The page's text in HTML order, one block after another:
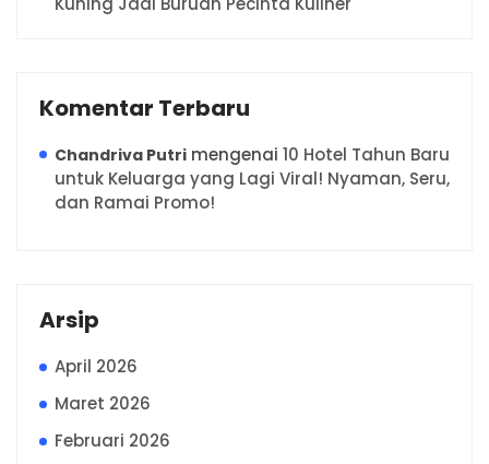
Komentar Terbaru
Chandriva Putri mengenai 10 Hotel Tahun Baru
untuk Keluarga yang Lagi Viral! Nyaman, Seru,
dan Ramai Promo!
Arsip
April 2026
Maret 2026
Februari 2026